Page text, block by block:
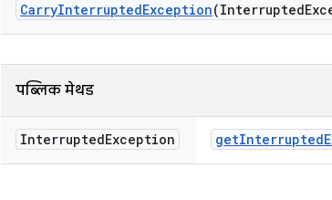
CarryInterruptedException(Interrupted
पब्लिक मेथड
InterruptedException getInterrupted